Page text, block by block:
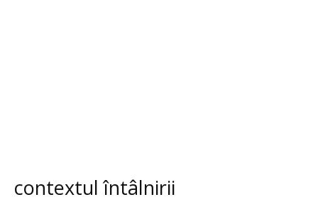
contextul întâlnirii